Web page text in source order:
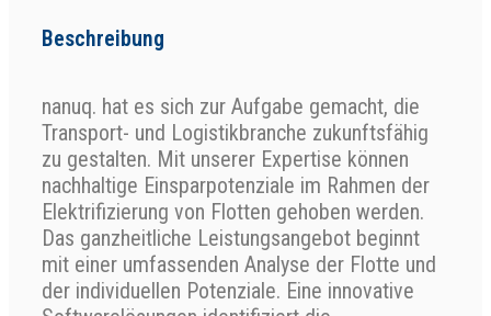
Beschreibung
nanuq. hat es sich zur Aufgabe gemacht, die
Transport- und Logistikbranche zukunftsfähig
zu gestalten. Mit unserer Expertise können
nachhaltige Einsparpotenziale im Rahmen der
Elektrifizierung von Flotten gehoben werden.
Das ganzheitliche Leistungsangebot beginnt
mit einer umfassenden Analyse der Flotte und
der individuellen Potenziale. Eine innovative